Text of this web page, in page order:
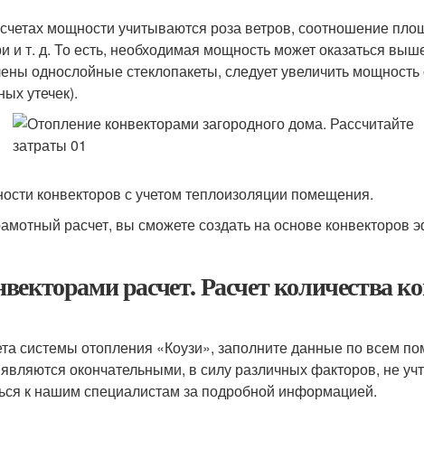
мощности учитываются роза ветров, соотношение
и т. д. То есть, необходимая мощность может оказаться
однослойные стеклопакеты, следует увеличить
утечек).
конвекторов с учетом теплоизоляции помещения.
расчет, вы сможете создать на основе конвекторов
расчет. Расчет количества
системы отопления «Коузи», заполните данные по всем
окончательными, в силу различных факторов, не
к нашим специалистам за подробной информацией.